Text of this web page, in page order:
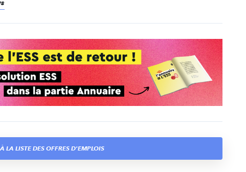
LA LISTE DES OFFRES D'EMPLOIS